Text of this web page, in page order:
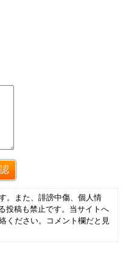
。また、誹謗中傷、個人情
投稿も禁止です。当サイトへ
ください。コメント欄だと見